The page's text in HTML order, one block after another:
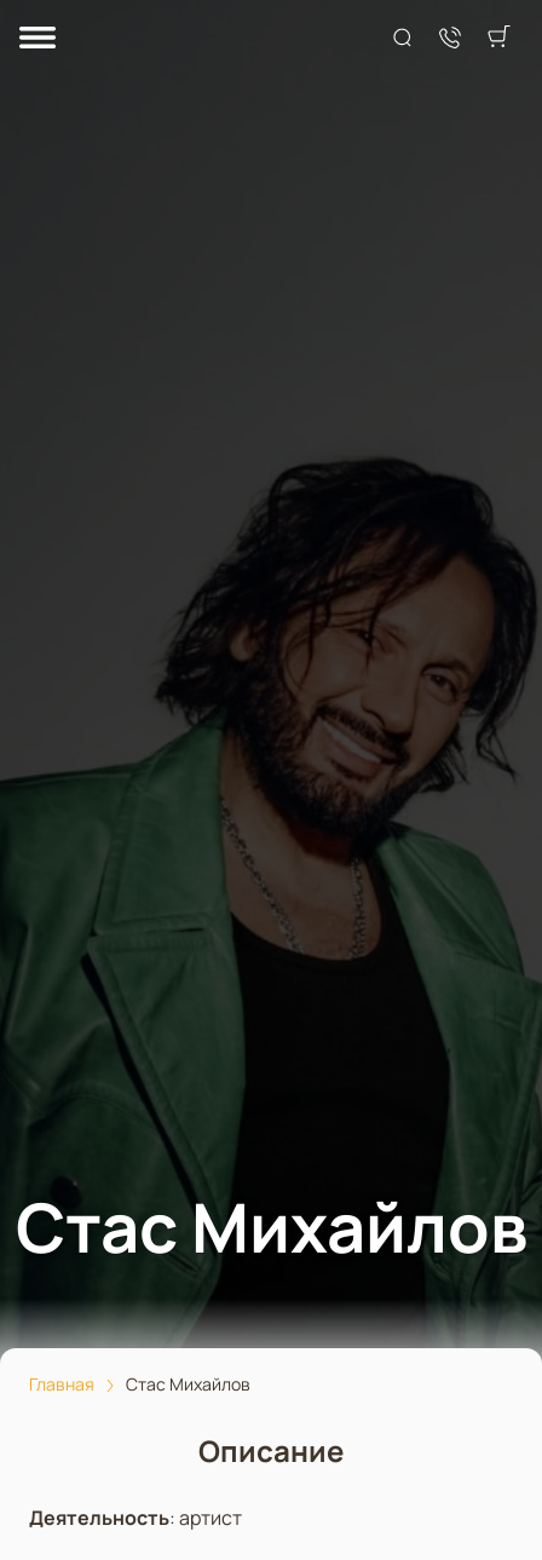
Стас Михайлов
Главная Стас Михайлов
Описание
Деятельность:артист